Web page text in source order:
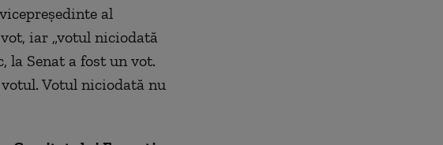
al
iar „votul niciodată
la Senat a fost un vot.
Votul niciodată nu